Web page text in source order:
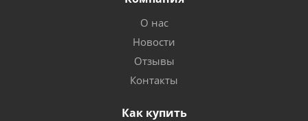
О нас
Новости
Отзывы
Контакты
Как купить